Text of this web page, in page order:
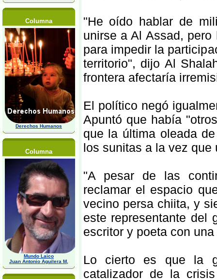
Columna
Derechos Humanos
Columna
Mundo Laico
Juan Antonio Aguilera M,
"He oído hablar de
unirse a Al Assad,
para impedir la
territorio", dijo Al
frontera afectaría
El político negó
Apuntó que había
que la última oleada
los sunitas a la vez que
"A pesar de las
reclamar el espacio
vecino persa chiita, y
este representante del
escritor y poeta con
Lo cierto es que la
catalizador de la